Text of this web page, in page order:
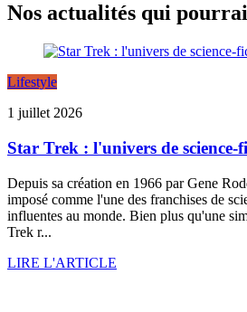
Nos actualités qui
Lifestyle
1 juillet 2026
Star Trek : l'univers de science-
Depuis sa création en 1966 par Gene
imposé comme l'une des franchises de
influentes au monde. Bien plus qu'une
Trek r...
LIRE L'ARTICLE